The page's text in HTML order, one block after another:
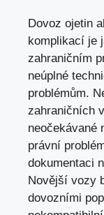
Dovoz ojetin
komplikací je
zahraničním
neúplné
problémům.
zahraničních
neočekávané
právní
dokumentaci
Novější vozy
dovozními